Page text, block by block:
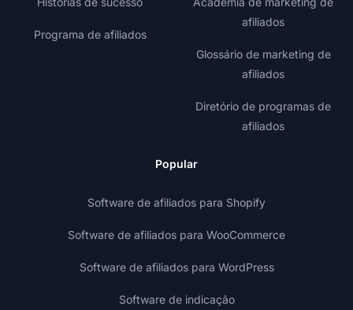
Programa de afiliados
afiliados
Glossário de marketing de
afiliados
Diretório de programas de
afiliados
Popular
Software de afiliados para Shopify
Software de afiliados para WooCommerce
Software de afiliados para WordPress
Software de indicação